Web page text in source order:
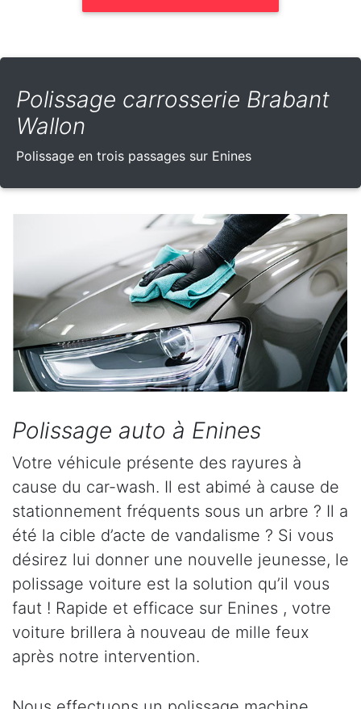
Polissage carrosserie Brabant
Wallon
Polissage en trois passages sur Enines
Polissage auto à Enines
Votre véhicule présente des rayures à
cause du car-wash. Il est abimé à cause de
stationnement fréquents sous un arbre ? Il a
été la cible d’acte de vandalisme ? Si vous
désirez lui donner une nouvelle jeunesse, le
polissage voiture est la solution qu’il vous
faut ! Rapide et efficace sur Enines , votre
voiture brillera à nouveau de mille feux
après notre intervention.